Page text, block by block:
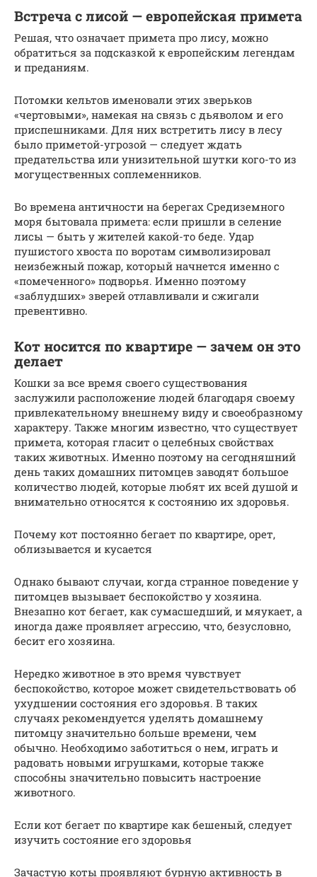
Встреча с лисой — европейская примета
Решая, что означает примета про лису, можно
обратиться за подсказкой к европейским легендам
и преданиям.
Потомки кельтов именовали этих зверьков
«чертовыми», намекая на связь с дьяволом и его
приспешниками. Для них встретить лису в лесу
было приметой-угрозой — следует ждать
предательства или унизительной шутки кого-то из
могущественных соплеменников.
Во времена античности на берегах Средиземного
моря бытовала примета: если пришли в селение
лисы — быть у жителей какой-то беде. Удар
пушистого хвоста по воротам символизировал
неизбежный пожар, который начнется именно с
«помеченного» подворья. Именно поэтому
«заблудших» зверей отлавливали и сжигали
превентивно.
Кот носится по квартире — зачем он это
делает
Кошки за все время своего существования
заслужили расположение людей благодаря своему
привлекательному внешнему виду и своеобразному
характеру. Также многим известно, что существует
примета, которая гласит о целебных свойствах
таких животных. Именно поэтому на сегодняшний
день таких домашних питомцев заводят большое
количество людей, которые любят их всей душой и
внимательно относятся к состоянию их здоровья.
Почему кот постоянно бегает по квартире, орет,
облизывается и кусается
Однако бывают случаи, когда странное поведение у
питомцев вызывает беспокойство у хозяина.
Внезапно кот бегает, как сумасшедший, и мяукает, а
иногда даже проявляет агрессию, что, безусловно,
бесит его хозяина.
Нередко животное в это время чувствует
беспокойство, которое может свидетельствовать об
ухудшении состояния его здоровья. В таких
случаях рекомендуется уделять домашнему
питомцу значительно больше времени, чем
обычно. Необходимо заботиться о нем, играть и
радовать новыми игрушками, которые также
способны значительно повысить настроение
животного.
Если кот бегает по квартире как бешеный, следует
изучить состояние его здоровья
Зачастую коты проявляют бурную активность в